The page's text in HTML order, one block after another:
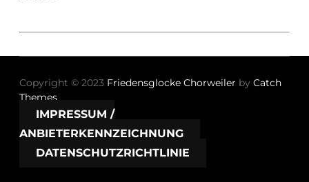
Copyright © 2023 Friedensglocke Chorweiler by Catch
Themes
IMPRESSUM /
ANBIETERKENNZEICHNUNG
DATENSCHUTZRICHTLINIE